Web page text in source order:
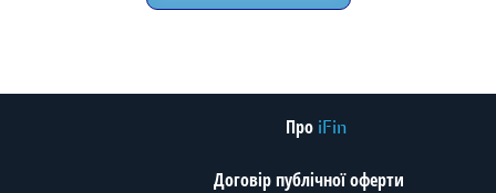
Про iFin
Договір публічної оферти